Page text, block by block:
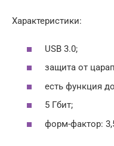
Характеристики:
USB 3.0;
защита от
есть функция
5 Гбит;
форм-фактор: